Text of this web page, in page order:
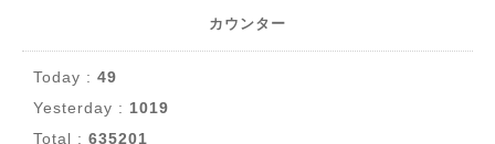
カウンター
Today : 49
Yesterday : 1019
Total : 635201